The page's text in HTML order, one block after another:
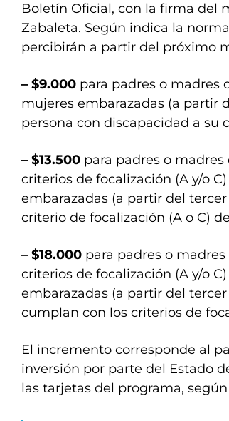
Boletín Oficial, con la firma del
Zabaleta. Según indica la
percibirán a partir del próximo
– $9.000 para padres o madres
mujeres embarazadas (a partir
persona con discapacidad a su
– $13.500 para padres o
criterios de focalización (A y/o
embarazadas (a partir del
criterio de focalización (A o C)
– $18.000 para padres o
criterios de focalización (A y/o
embarazadas (a partir del
cumplan con los criterios de
El incremento corresponde al
inversión por parte del Estado
las tarjetas del programa,